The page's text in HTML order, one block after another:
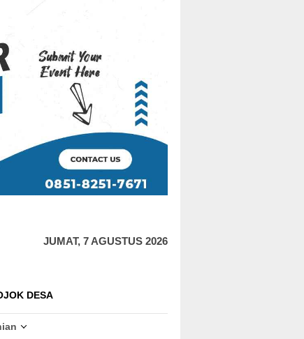
JUMAT, 7 AGUSTUS 2026
DESA